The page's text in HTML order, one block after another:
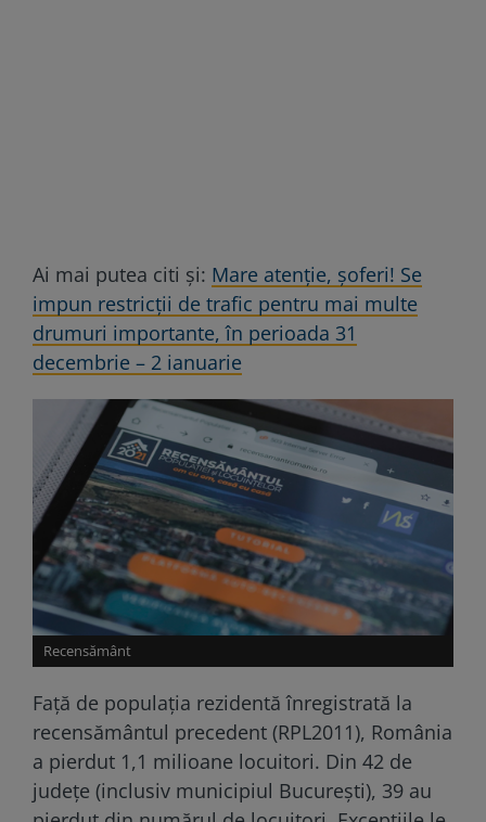
Ai mai putea citi și: Mare atenție, șoferi! Se
impun restricții de trafic pentru mai multe
drumuri importante, în perioada 31
decembrie – 2 ianuarie
Recensământ
Faţă de populaţia rezidentă înregistrată la
recensământul precedent (RPL2011), România
a pierdut 1,1 milioane locuitori. Din 42 de
judeţe (inclusiv municipiul Bucureşti), 39 au